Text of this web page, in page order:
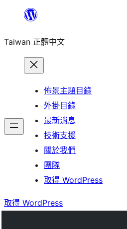
主
Taiwan 正體中文
佈景主題目錄
外掛目錄
最新消息
技術支援
關於我們
團隊
取得 WordPress
取得 WordPress